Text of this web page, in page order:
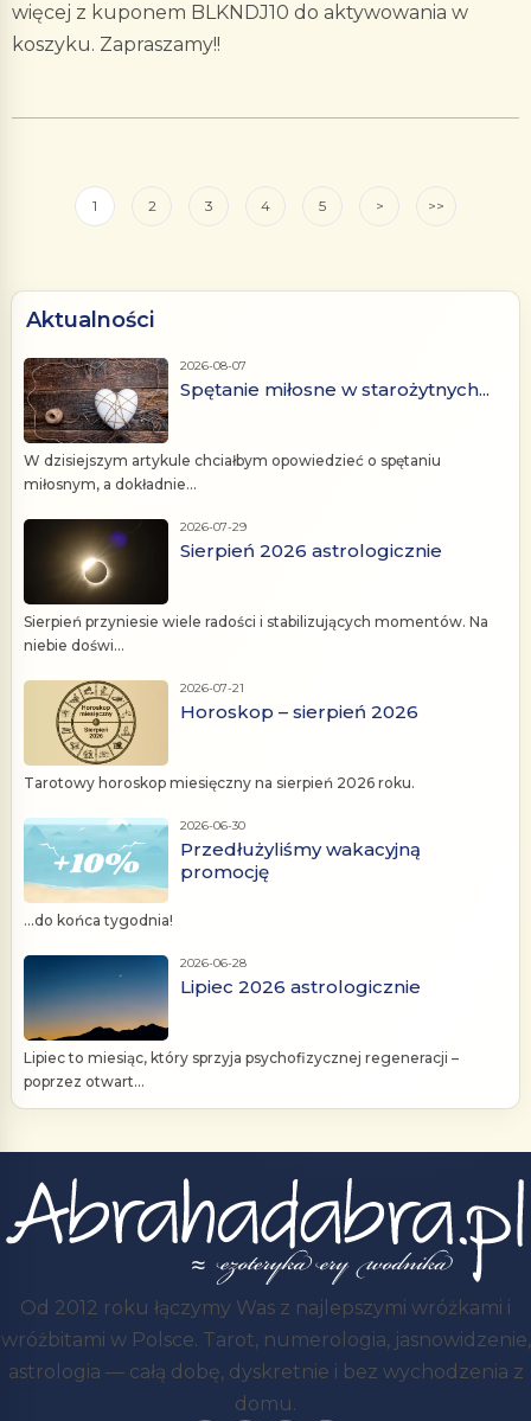
więcej z kuponem BLKNDJ10 do aktywowania w
koszyku. Zapraszamy!!
1 2 3 4 5 > >>
Aktualności
2026-08-07
Spętanie miłosne w starożytnych...
W dzisiejszym artykule chciałbym opowiedzieć o spętaniu
miłosnym, a dokładnie...
2026-07-29
Sierpień 2026 astrologicznie
Sierpień przyniesie wiele radości i stabilizujących momentów. Na
niebie doświ...
2026-07-21
Horoskop – sierpień 2026
Tarotowy horoskop miesięczny na sierpień 2026 roku.
2026-06-30
Przedłużyliśmy wakacyjną
promocję
...do końca tygodnia!
2026-06-28
Lipiec 2026 astrologicznie
Lipiec to miesiąc, który sprzyja psychofizycznej regeneracji –
poprzez otwart...
Od 2012 roku łączymy Was z najlepszymi wróżkami i
wróżbitami w Polsce. Tarot, numerologia, jasnowidzenie,
astrologia — całą dobę, dyskretnie i bez wychodzenia z
domu.